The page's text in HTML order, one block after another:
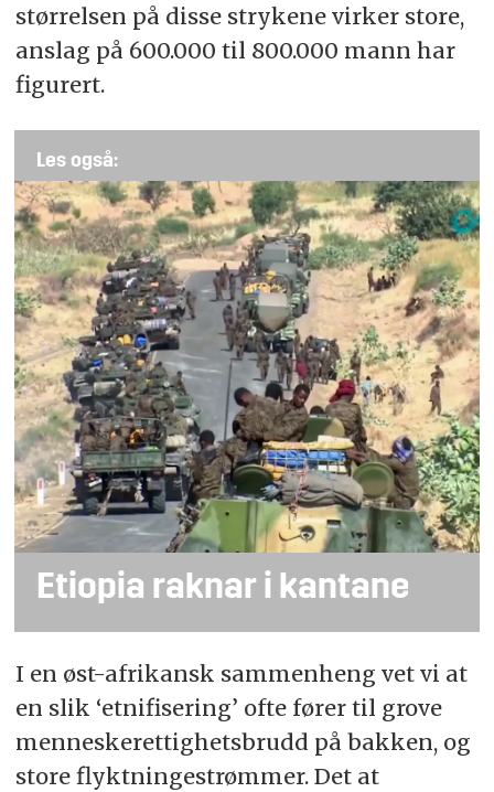
størrelsen på disse strykene virker store,
anslag på 600.000 til 800.000 mann har
figurert.
Les også:
Etiopia raknar i kantane
I en øst-afrikansk sammenheng vet vi at
en slik ‘etnifisering’ ofte fører til grove
menneskerettighetsbrudd på bakken, og
store flyktningestrømmer. Det at